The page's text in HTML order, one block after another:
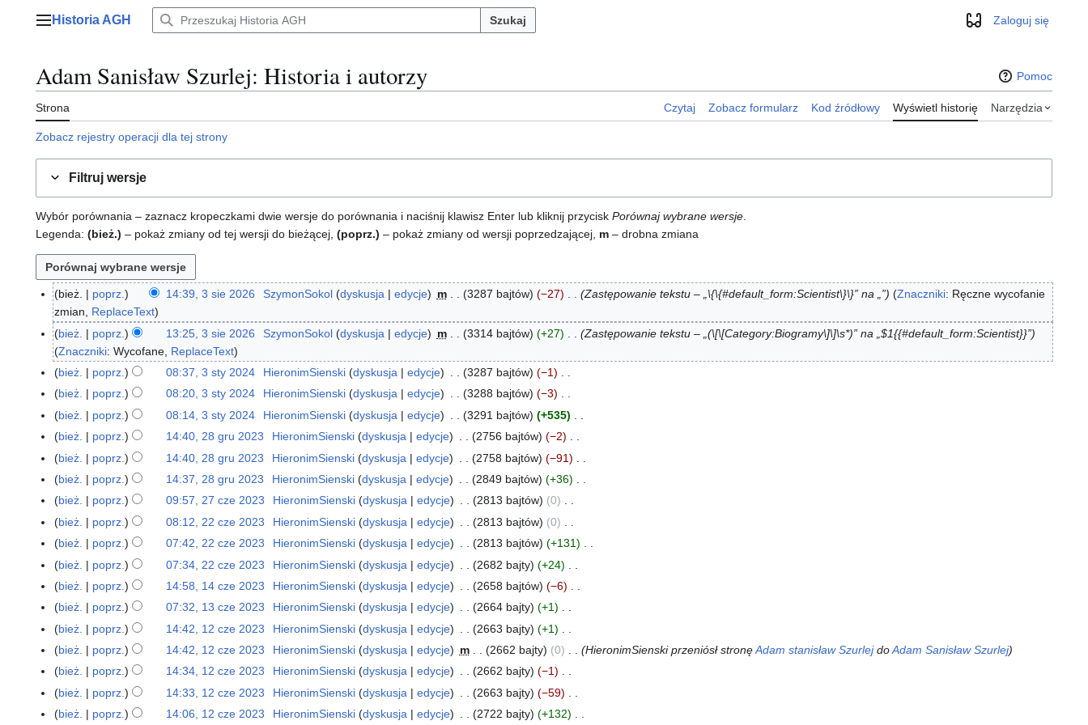
Menu główne
Historia AGH Szukaj WyglądZaloguj się
Adam Sanisław Szurlej: Historia i autorzy Pomoc
Strona Czytaj Zobacz formularz Kod źródłowy Wyświetl historię Narzędzia
Zobacz rejestry operacji dla tej strony
Filtruj wersje
Wybór porównania – zaznacz kropeczkami dwie wersje do porównania i naciśnij klawisz Enter lub kliknij przycisk Porównaj wybrane wersje
Legenda: (bież.) – pokaż zmiany od tej wersji do bieżącej, (poprz.) – pokaż zmiany od wersji poprzedzającej, m – drobna zmiana
3
6
bież. poprz. 14:39, 3 sie 2026 SzymonSokol dyskusja edycje m 3287 bajtów −27 Zastępowanie tekstu – „\{\{#default_form:Scientist\}\}” na „” Znaczniki: Ręczne wycofanie
zmian
ReplaceText
bież.
poprz. 13:25, 3 sie 2026 SzymonSokol dyskusja edycje m 3314 bajtów +27
Zastępowanie tekstu – „(\[\[Category:Biogramy\]\]\s*)” na „$1{{#default_form:Scientist}}”
Znaczniki:Wycofane ReplaceText
3
s
0
2
4
bież. poprz. 08:37, 3 sty 2024 HieronimSienski dyskusja edycje 3287 bajtów
−1
N
e
p
o
d
a
o
o
p
i
s
z
m
i
a
n
bież. poprz. 08:20, 3 sty 2024 HieronimSienski dyskusja edycje 3288 bajtów
−3
N
e
p
o
d
a
o
o
p
i
s
z
m
i
a
bież. poprz. 08:14, 3 sty 2024 HieronimSienski dyskusja edycje 3291 bajtów
+535
N
e
p
o
d
a
o
o
p
i
s
z
m
i
2
8
2
0
2
bież. poprz. 14:40, 28 gru 2023 HieronimSienski dyskusja edycje 2756 bajtów
−2
N
e
p
o
d
a
o
o
p
i
s
z
m
bież. poprz. 14:40, 28 gru 2023 HieronimSienski dyskusja edycje 2758 bajtów
−91
N
e
p
o
d
a
o
o
p
i
s
bież. poprz. 14:37, 28 gru 2023 HieronimSienski dyskusja edycje 2849 bajtów
+36
N
e
p
o
d
a
o
o
p
i
s
2
7
2
0
2
bież. poprz. 09:57, 27 cze 2023 HieronimSienski dyskusja edycje 2813 bajtów
0
N
e
p
o
d
a
o
o
p
i
2
2
2
0
2
bież. poprz. 08:12, 22 cze 2023 HieronimSienski dyskusja edycje 2813 bajtów
0
N
e
p
o
d
a
o
o
p
bież. poprz. 07:42, 22 cze 2023 HieronimSienski dyskusja edycje 2813 bajtów
+131
N
e
p
o
d
a
o
o
bież. poprz. 07:34, 22 cze 2023 HieronimSienski dyskusja edycje 2682 bajty
+24
N
e
p
o
d
a
1
4
2
0
2
bież. poprz. 14:58, 14 cze 2023 HieronimSienski dyskusja edycje 2658 bajtów
−6
N
e
p
o
d
a
1
3
2
0
bież. poprz. 07:32, 13 cze 2023 HieronimSienski dyskusja edycje 2664 bajty
+1
N
e
p
o
d
1
2
2
bież. poprz. 14:42, 12 cze 2023 HieronimSienski dyskusja edycje 2663 bajty
+1
N
e
p
o
bież. poprz. 14:42, 12 cze 2023 HieronimSienski dyskusja edycje m 2662 bajty 0 HieronimSienski przeniósł stronęAdam stanisław SzurlejdoAdam Sanisław Szurlej
bież.
poprz. 14:34, 12 cze 2023 HieronimSienski dyskusja edycje 2662 bajty
−1
Nbież. poprz. 14:33, 12 cze 2023 HieronimSienski dyskusja edycje 2663 bajty
−59
Nbież. poprz. 14:06, 12 cze 2023 HieronimSienski dyskusja edycje 2722 bajty
+132